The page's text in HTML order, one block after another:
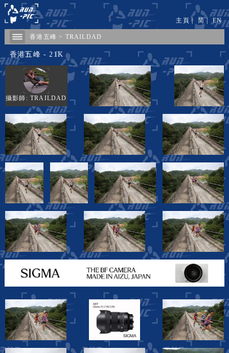
香港五峰 > TRAILDAD
主頁 | 简| EN
香港五峰 - 21K
攝影師: TRAILDAD